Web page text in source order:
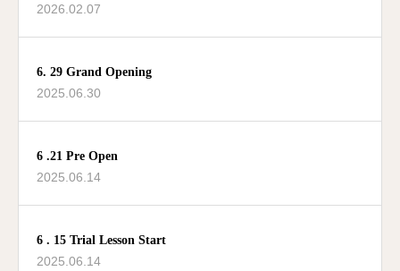
2026.02.07
6. 29 Grand Opening
2025.06.30
6 .21 Pre Open
2025.06.14
6 . 15 Trial Lesson Start
2025.06.14